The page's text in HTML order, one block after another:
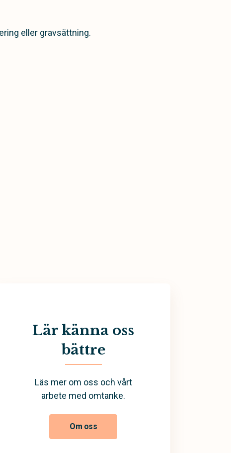
eller gravsättning.
Lär känna oss
bättre
Läs mer om oss och vårt
arbete med omtanke.
Om oss